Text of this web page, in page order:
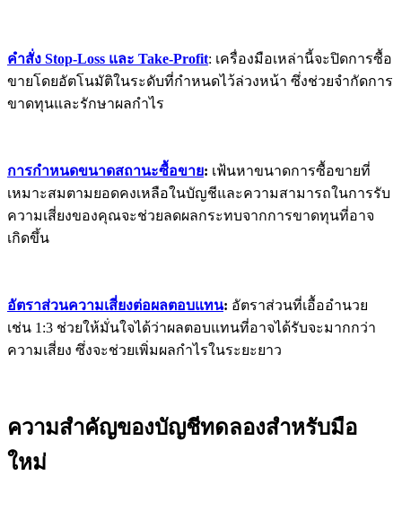
คำสั่ง Stop-Loss และ Take-Profit: เครื่องมือเหล่านี้จะปิดการซื้อ
ขายโดยอัตโนมัติในระดับที่กำหนดไว้ล่วงหน้า ซึ่งช่วยจำกัดการ
ขาดทุนและรักษาผลกำไร
การกำหนดขนาดสถานะซื้อขาย: เฟ้นหาขนาดการซื้อขายที่
เหมาะสมตามยอดคงเหลือในบัญชีและความสามารถในการรับ
ความเสี่ยงของคุณจะช่วยลดผลกระทบจากการขาดทุนที่อาจ
เกิดขึ้น
อัตราส่วนความเสี่ยงต่อผลตอบแทน: อัตราส่วนที่เอื้ออำนวย
เช่น 1:3 ช่วยให้มั่นใจได้ว่าผลตอบแทนที่อาจได้รับจะมากกว่า
ความเสี่ยง ซึ่งจะช่วยเพิ่มผลกำไรในระยะยาว
ความสำคัญของบัญชีทดลองสำหรับมือ
ใหม่